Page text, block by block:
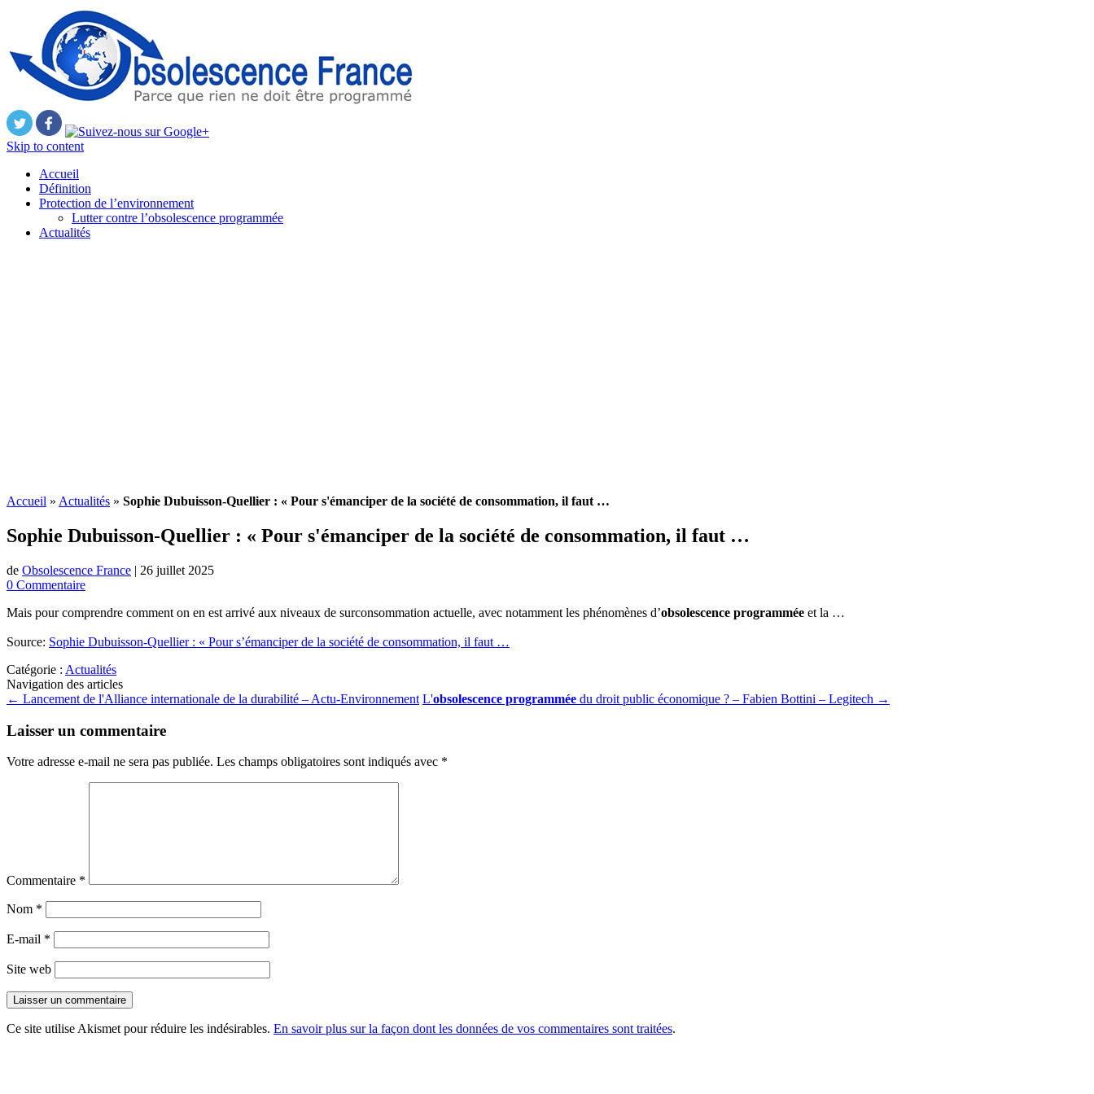
Skip to content
Accueil
Définition
Protection de l’environnement
Lutter contre l’obsolescence programmée
Actualités
Accueil » Actualités » Sophie Dubuisson-Quellier : « Pour s'émanciper de la société de consommation, il faut …
Sophie Dubuisson-Quellier : « Pour s'émanciper de la société de consommation, il faut …
de Obsolescence France | 26 juillet 2025
0 Commentaire
Mais pour comprendre comment on en est arrivé aux niveaux de surconsommation actuelle, avec notamment les phénomènes d’obsolescence programmée et la …
Source: Sophie Dubuisson-Quellier : « Pour s’émanciper de la société de consommation, il faut …
Catégorie : Actualités
Navigation des articles
← Lancement de l'Alliance internationale de la durabilité – Actu-Environnement L'obsolescence programmée du droit public économique ? – Fabien Bottini – Legitech →
Laisser un commentaire
Votre adresse e-mail ne sera pas publiée. Les champs obligatoires sont indiqués avec *
Commentaire *
Nom *
E-mail *
Site web
Ce site utilise Akismet pour réduire les indésirables. En savoir plus sur la façon dont les données de vos commentaires sont traitées.